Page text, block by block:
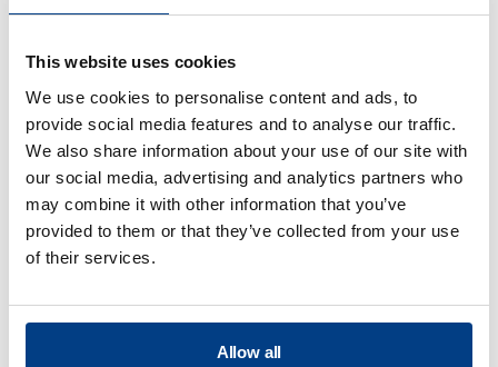
This website uses cookies
We use cookies to personalise content and ads, to
provide social media features and to analyse our traffic.
We also share information about your use of our site with
our social media, advertising and analytics partners who
may combine it with other information that you’ve
provided to them or that they’ve collected from your use
of their services.
Allow all
熱間等方圧プレス用クインタス®ケア